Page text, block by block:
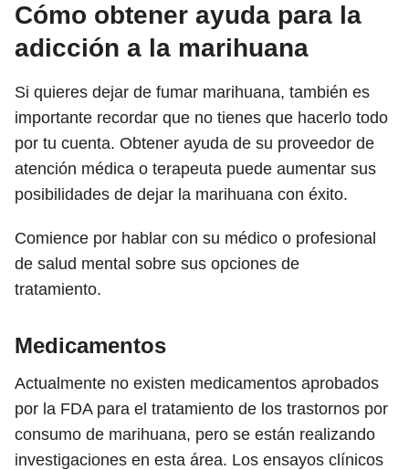
Cómo obtener ayuda para la
adicción a la marihuana
Si quieres dejar de fumar marihuana, también es
importante recordar que no tienes que hacerlo todo
por tu cuenta. Obtener ayuda de su proveedor de
atención médica o terapeuta puede aumentar sus
posibilidades de dejar la marihuana con éxito.
Comience por hablar con su médico o profesional
de salud mental sobre sus opciones de
tratamiento.
Medicamentos
Actualmente no existen medicamentos aprobados
por la FDA para el tratamiento de los trastornos por
consumo de marihuana, pero se están realizando
investigaciones en esta área. Los ensayos clínicos